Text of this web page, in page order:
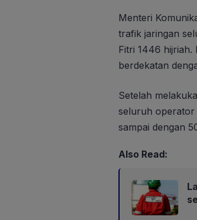
Menteri
trafik jaringan
Fitri 1446
berdekatan
Setelah
seluruh operator
sampai dengan
Also Read: